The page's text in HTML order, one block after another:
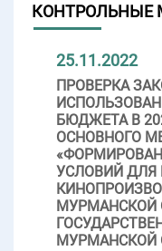
КОНТРОЛЬНЫЕ
25.11.2022
ПРОВЕРКА
БЮДЖЕТА В
ОСНОВНОГО
УСЛОВИЙ ДЛЯ
МУРМАНСКОЙ
МУРМАНСКОЙ